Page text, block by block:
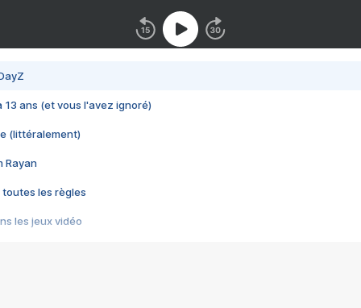
13 ans (et vous l'avez ignoré)
(littéralement)
Rayan
toutes les règles
les jeux vidéo